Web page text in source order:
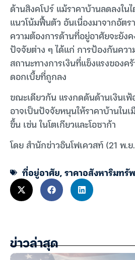
ด้านสิงคโปร์ แม้ราคาบ้านลดลงใ
แนวโน้มฟื้นตัว อันเนื่องมาจากอัต
ความต้องการด้านที่อยู่อาศัยจะยัง
ปัจจัยต่าง ๆ ได้แก่ การป้องกันควา
สถานะทางการเงินที่แข็งแรงของค
ดอกเบี้ยที่ถูกลง
ขณะเดียวกัน แรงกดดันด้านเงินเ
อาจเป็นปัจจัยหนุนให้ราคาบ้านใน
ขึ้น เช่น ในโตเกียวและโอซาก้า
โดย สำนักข่าวอินโฟเควสท์ (21 พ.
ที่อยู่อาศัย,ราคาอสังหาริมทรั
ข่าวล่าสุด